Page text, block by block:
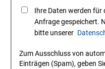
Ihre Daten werden für
Anfrage gespeichert.
bitte unserer
Zum Ausschluss von
Einträgen (Spam), geben